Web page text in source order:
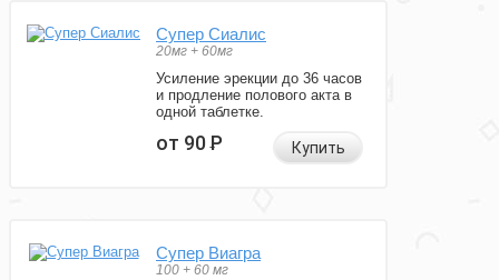
Супер Сиалис
20мг + 60мг
Усиление эрекции до 36 часов
и продление полового акта в
одной таблетке.
от 90Р Купить
Супер Виагра
100 + 60 мг